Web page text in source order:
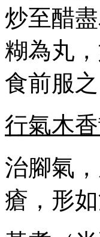
炒至醋
糊為丸
食前服
行氣木
治腳氣
瘡，形